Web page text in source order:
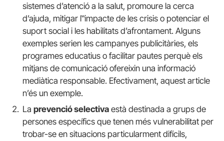
sistemes d’atenció a la salut, promoure la cerca
d’ajuda, mitigar l‟impacte de les crisis o potenciar el
suport social i les habilitats d’afrontament. Alguns
exemples serien les campanyes publicitàries, els
programes educatius o facilitar pautes perquè els
mitjans de comunicació ofereixin una informació
mediàtica responsable. Efectivament, aquest article
n’és un exemple.
La prevenció selectiva està destinada a grups de
persones específics que tenen més vulnerabilitat per
trobar-se en situacions particularment difícils,